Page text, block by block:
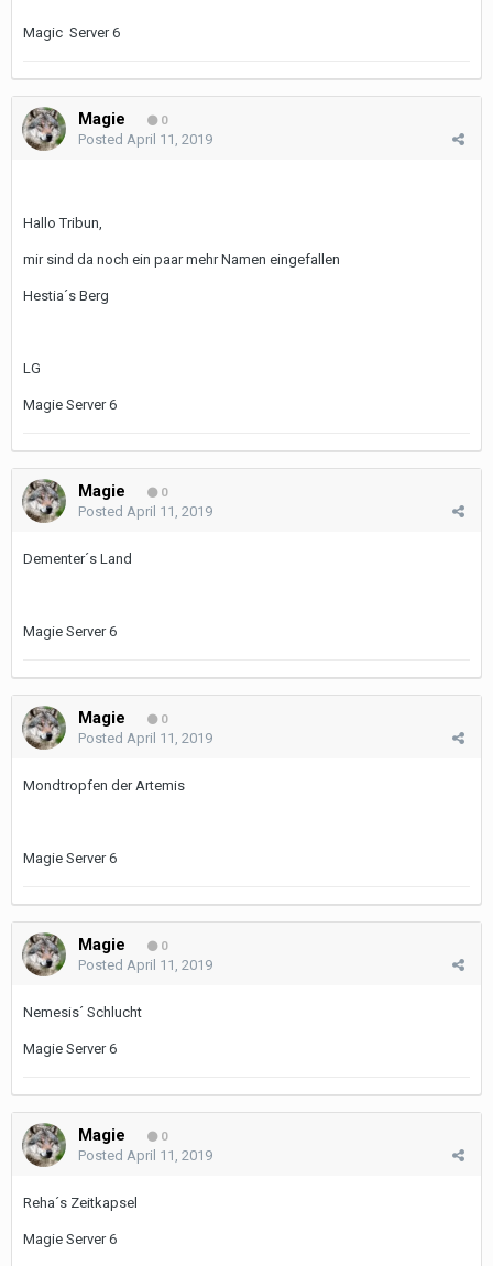
Magic Server 6
Magie 0
Posted April 11, 2019
Hallo Tribun,
mir sind da noch ein paar mehr Namen eingefallen
Hestia´s Berg
LG
Magie Server 6
Magie 0
Posted April 11, 2019
Dementer´s Land
Magie Server 6
Magie 0
Posted April 11, 2019
Mondtropfen der Artemis
Magie Server 6
Magie 0
Posted April 11, 2019
Nemesis´ Schlucht
Magie Server 6
Magie 0
Posted April 11, 2019
Reha´s Zeitkapsel
Magie Server 6